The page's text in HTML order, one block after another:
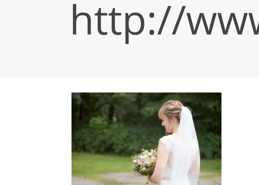
http://